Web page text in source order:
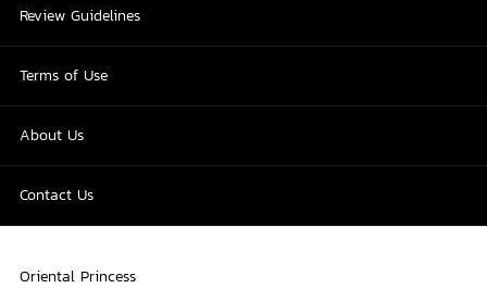
Review Guidelines
Terms of Use
About Us
Contact Us
Oriental Princess